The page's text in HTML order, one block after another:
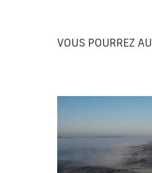
VOUS POURREZ